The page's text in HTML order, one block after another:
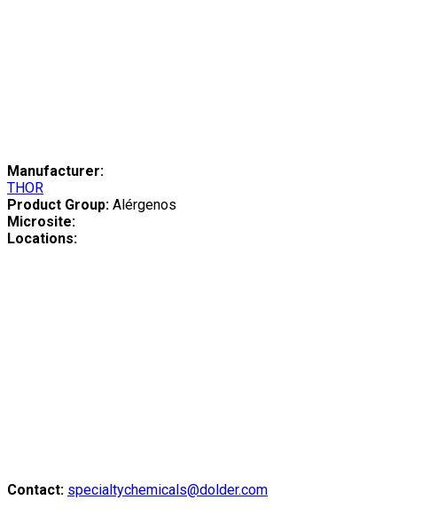
Manufacturer:
THOR
Product Group: Alérgenos
Microsite:
Locations:
Contact: specialtychemicals@dolder.com